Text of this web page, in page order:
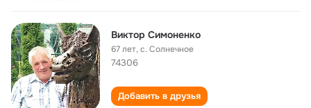
Виктор Симоненко
67 лет,с. Солнечное
74306
Добавить в друзья